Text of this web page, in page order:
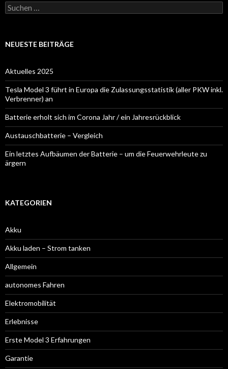
Suchen
nach:
NEUESTE BEITRÄGE
Aktuelles 2025
Tesla Model 3 führt in Europa die Zulassungsstatistik (aller PKW inkl.
Verbrenner) an
Batterie erholt sich im Corona Jahr / ein Jahresrückblick
Austauschbatterie – Vergleich
Ein letztes Aufbäumen der Batterie – um die Feuerwehrleute zu
ärgern
KATEGORIEN
Akku
Akku laden – Strom tanken
Allgemein
autonomes Fahren
Elektromobilität
Erlebnisse
Erste Model 3 Erfahrungen
Garantie